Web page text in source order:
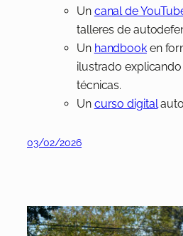
Un canal de
talleres de
Un handbooken
ilustrado
técnicas.
Un curso digital
03/02/2026